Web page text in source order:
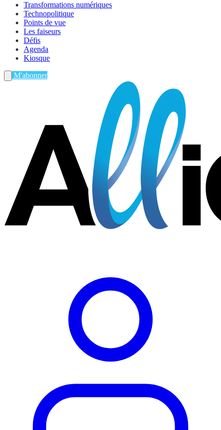
Transformations numériques
Technopolitique
Points de vue
Les faiseurs
Défis
Agenda
Kiosque
M'abonner